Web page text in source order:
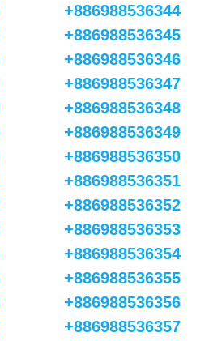
+886988536344
+886988536345
+886988536346
+886988536347
+886988536348
+886988536349
+886988536350
+886988536351
+886988536352
+886988536353
+886988536354
+886988536355
+886988536356
+886988536357